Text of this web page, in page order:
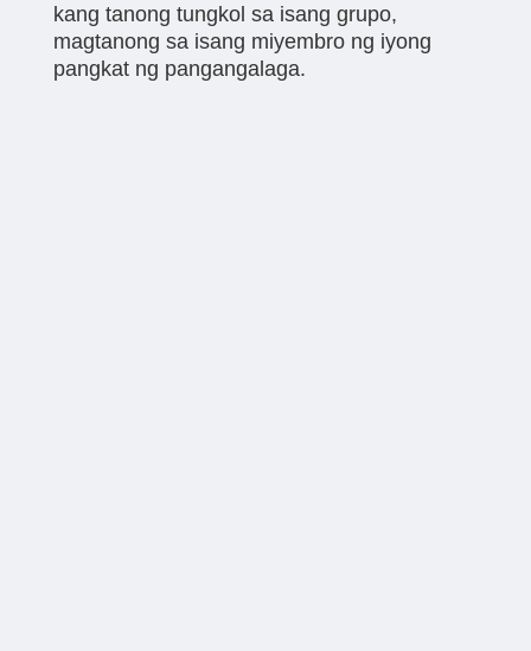
kang tanong tungkol sa isang grupo,
magtanong sa isang miyembro ng iyong
pangkat ng pangangalaga.